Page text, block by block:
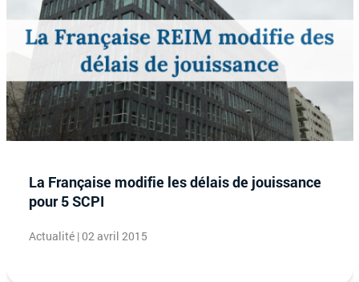
La Française modifie les délais de jouissance
pour 5 SCPI
Actualité | 02 avril 2015